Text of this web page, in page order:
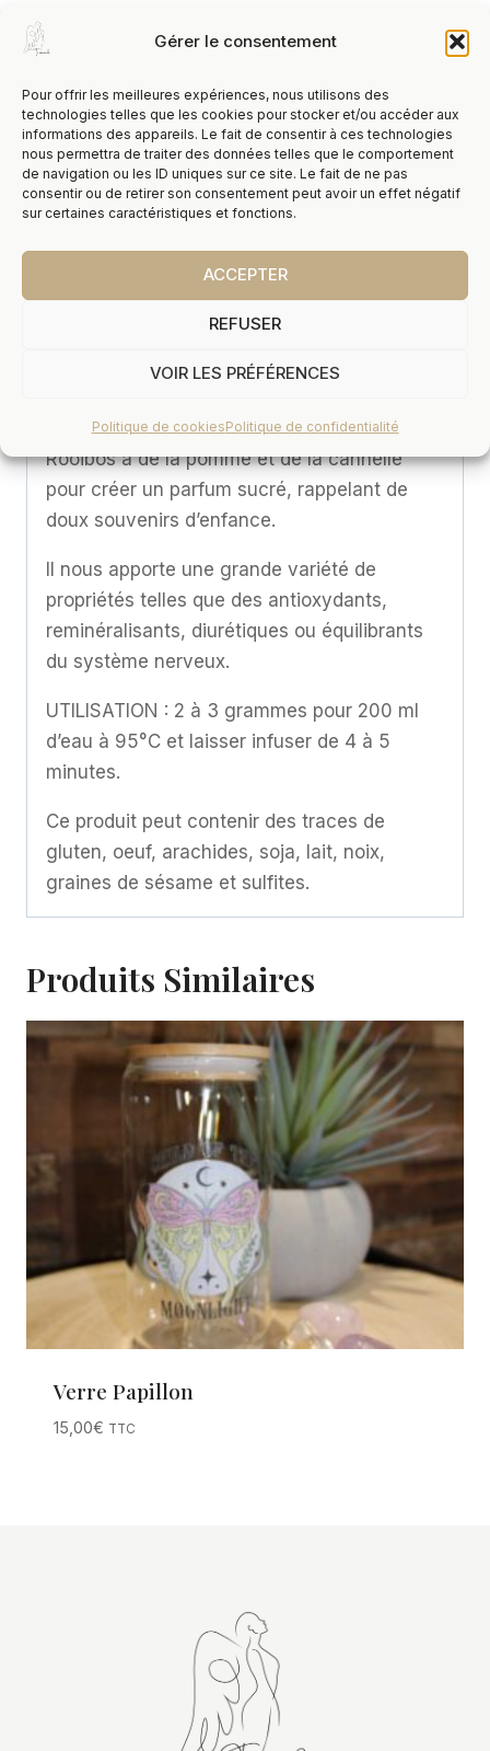
Gérer le consentement
Pour offrir les meilleures expériences, nous utilisons des
technologies telles que les cookies pour stocker et/ou accéder aux
informations des appareils. Le fait de consentir à ces technologies
nous permettra de traiter des données telles que le comportement
de navigation ou les ID uniques sur ce site. Le fait de ne pas
consentir ou de retirer son consentement peut avoir un effet négatif
sur certaines caractéristiques et fonctions.
ACCEPTER
REFUSER
VOIR LES PRÉFÉRENCES
Politique de cookiesPolitique de confidentialité
Description
Informations complémentaires
Avis (0)
Description
Le rooibos est une plante qui ne contient pas
de théine, elle est donc idéale pour une
consommation à tout moment de la journée
sélectionné et mélangé notre meilleur
Rooibos à de la pomme et de la cannelle
pour créer un parfum sucré, rappelant de
doux souvenirs d’enfance.
Il nous apporte une grande variété de
propriétés telles que des antioxydants,
reminéralisants, diurétiques ou équilibrants
du système nerveux.
UTILISATION : 2 à 3 grammes pour 200 ml
d’eau à 95°C et laisser infuser de 4 à 5
minutes.
Ce produit peut contenir des traces de
gluten, oeuf, arachides, soja, lait, noix,
graines de sésame et sulfites.
Produits Similaires
Verre Papillon
15,00€ TTC